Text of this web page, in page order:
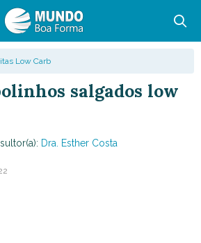
Low Carb
salgados low
Dra. Esther Costa